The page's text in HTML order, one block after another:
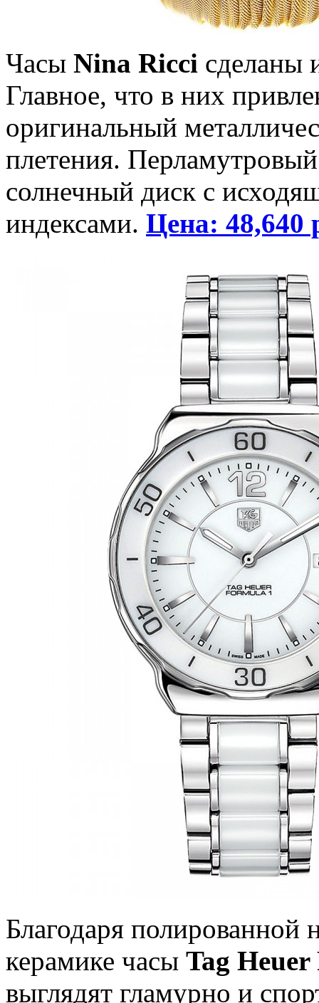
Часы Nina Ricci сделаны
Главное, что в них
оригинальный
плетения.
солнечный диск с
индексами. Цена: 48,640
Благодаря
керамике часы Tag
выглядят гламурно и